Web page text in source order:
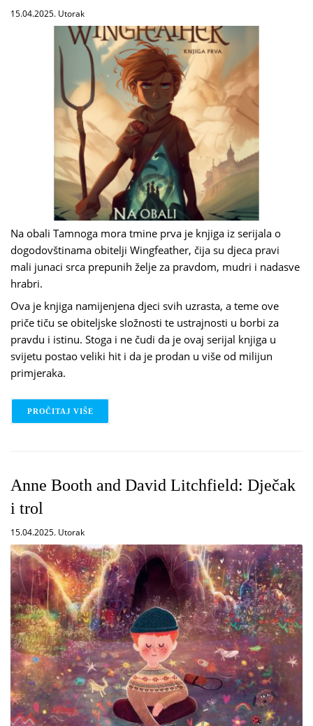
15.04.2025. Utorak
Na obali Tamnoga mora tmine prva je knjiga iz serijala o
dogodovštinama obitelji Wingfeather, čija su djeca pravi
mali junaci srca prepunih želje za pravdom, mudri i nadasve
hrabri.
Ova je knjiga namijenjena djeci svih uzrasta, a teme ove
priče tiču se obiteljske složnosti te ustrajnosti u borbi za
pravdu i istinu. Stoga i ne čudi da je ovaj serijal knjiga u
svijetu postao veliki hit i da je prodan u više od milijun
primjeraka.
PROČITAJ VIŠE
Anne Booth and David Litchfield: Dječak
i trol
15.04.2025. Utorak